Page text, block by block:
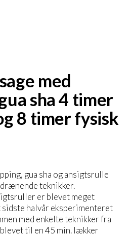
med
sha 4 timer
8 timer fysisk
gua sha og ansigtsrulle
teknikker.
er blevet meget
halvår eksperimenteret
med enkelte teknikker fra
til en 45 min. lækker